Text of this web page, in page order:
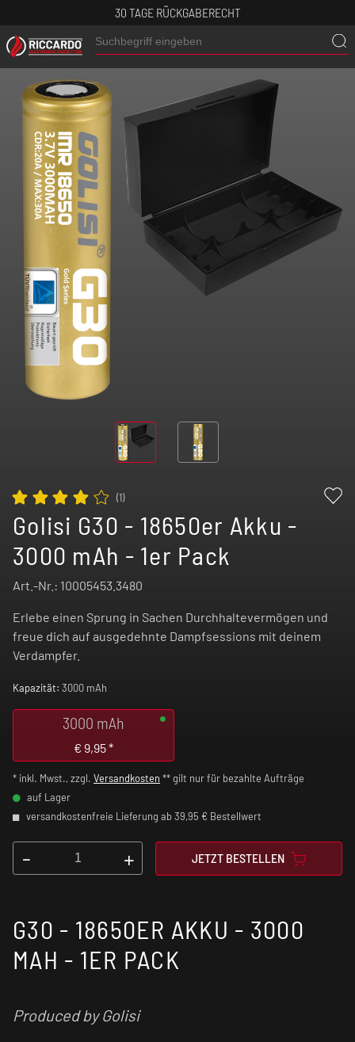
30 TAGE RÜCKGABERECHT
(1)
Golisi G30 - 18650er Akku -
3000 mAh - 1er Pack
Art.-Nr.: 10005453.3480
Erlebe einen Sprung in Sachen Durchhaltevermögen und
freue dich auf ausgedehnte Dampfsessions mit deinem
Verdampfer.
Kapazität: 3000 mAh
3000 mAh
€ 9,95*
* inkl. Mwst., zzgl. Versandkosten ** gilt nur für bezahlte Aufträge
auf Lager
versandkostenfreie Lieferung ab 39,95 € Bestellwert
- + JETZT BESTELLEN
G30 - 18650ER AKKU - 3000
MAH - 1ER PACK
Produced by Golisi